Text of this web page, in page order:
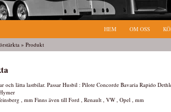
HEM OM OSS
» Produkt
och lätta lastbilar. Passar Husbil : Pilote Concorde Bavaria Rapido
, mm Finns även till Ford , Renault , VW , Opel , mm